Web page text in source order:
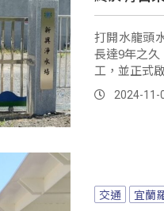
打開水龍頭
長達9年之
工，並正式
2024-11-
交通 宜蘭